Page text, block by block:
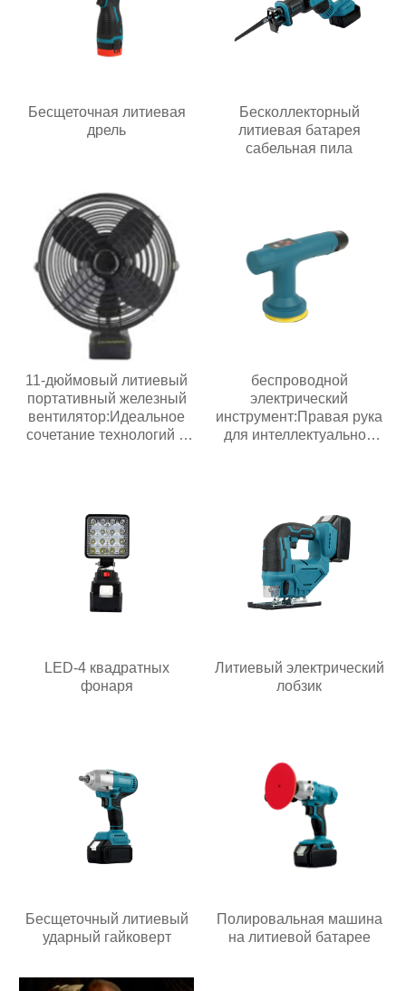
Бесщеточная литиевая
дрель
Бесколлекторный
литиевая батарея
сабельная пила
11-дюймовый литиевый
портативный железный
вентилятор:Идеальное
сочетание технологий и
беспроводной
электрический
инструмент:Правая рука
для интеллектуальной
LED-4 квадратных
фонаря
Литиевый электрический
лобзик
Бесщеточный литиевый
ударный гайковерт
Полировальная машина
на литиевой батарее